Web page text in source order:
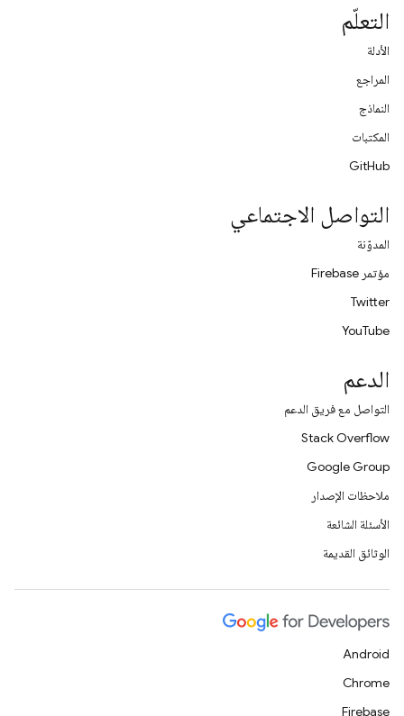
التعلّم
الأدلة
المراجع
النماذج
المكتبات
GitHub
التواصل الاجتماعي
المدوّنة
مؤتمر Firebase
Twitter
YouTube
الدعم
التواصل مع فريق الدعم
Stack Overflow
Google Group
ملاحظات الإصدار
الأسئلة الشائعة
الوثائق القديمة
Android
Chrome
Firebase